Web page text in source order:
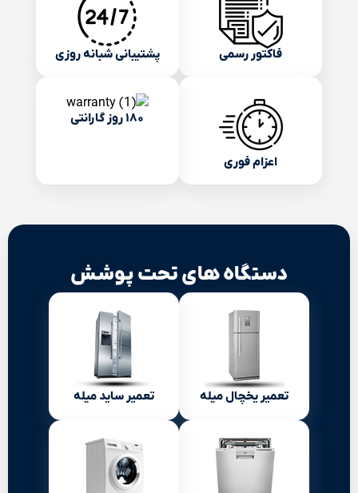
فاکتور رسمی پشتیبانی شبانه روزی
اعزام فوری
۱۸۰ روز گارانتی
دستگاه های تحت پوشش
تعمیر یخچال میله تعمیر ساید میله